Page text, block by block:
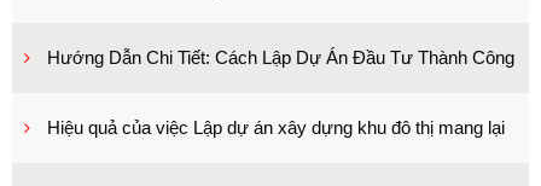
Hướng Dẫn Chi Tiết: Cách Lập Dự Án Đầu Tư Thành Công
Hiệu quả của việc Lập dự án xây dựng khu đô thị mang lại